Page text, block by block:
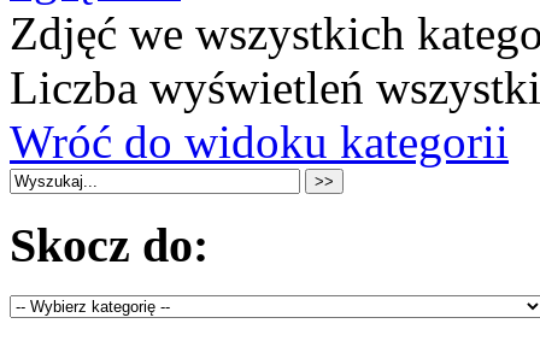
Zdjęć we wszystkich
Liczba wyświetleń
Wróć do widoku kategorii
Skocz do: